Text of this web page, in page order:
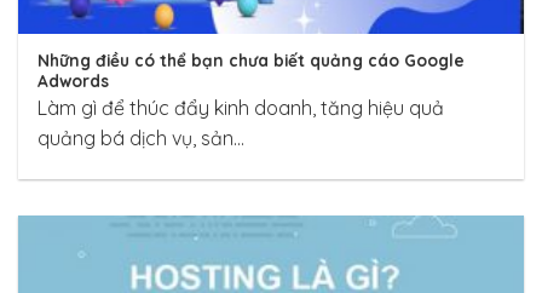
Những điều có thể bạn chưa biết quảng cáo Google
Adwords
Làm gì để thúc đẩy kinh doanh, tăng hiệu quả
quảng bá dịch vụ, sản...